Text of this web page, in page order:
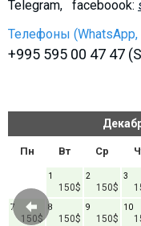
Telegram, faceboook:
Телефоны (WhatsApp,
+995 595 00 47 47
Пн Вт Ср
150$
1
150$
2 3
150$
7
150$
8
150$
9 10